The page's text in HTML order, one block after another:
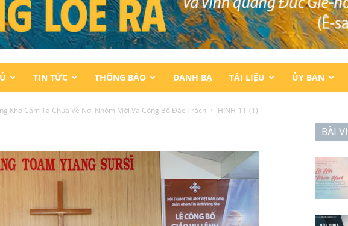
TIN TỨC THÔNG BÁO DANH BẠ TÀI LIỆU ỦY BAN
Kho Cảm Tạ Chúa Về Nơi Nhóm Mới Và Công Bố Đặc Trách HINH-11-(1)
BÀI